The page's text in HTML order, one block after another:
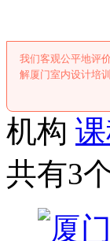
我们客观公平地评
解厦门室内设计培
机构
共有3